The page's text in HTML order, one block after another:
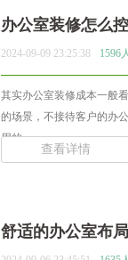
办公室装修怎么
2024-09-09 23:25:38 1596
其实办公室装修成本一般
的场景，不接待客户的办
用的... ...
查看详情
舒适的办公室布